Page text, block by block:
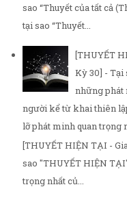
sao “Thuyết của tất cả
tại sao “Thuyết...
[THUYẾT
Kỳ 30] - Tại
những phát
người kể từ khai thiên
lỡ phát minh quan trọng
[THUYẾT HIỆN TẠI -
sao "THUYẾT HIỆN
trọng nhất củ...